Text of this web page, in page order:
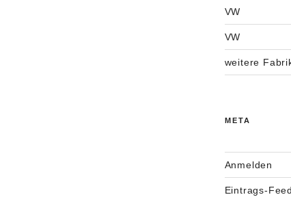
VW
VW
weitere
META
Anmelden
Eintrags-Feed